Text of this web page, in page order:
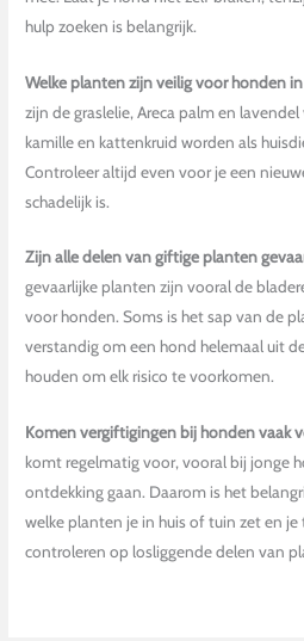
hulp zoeken is belangrijk.
Welke planten zijn veilig voor honden
zijn de graslelie, Areca palm en
kamille en kattenkruid worden als
Controleer altijd even voor je een
schadelijk is.
Zijn alle delen van giftige planten
gevaarlijke planten zijn vooral de
voor honden. Soms is het sap van de
verstandig om een hond helemaal uit
houden om elk risico te voorkomen.
Komen vergiftigingen bij honden vaak
komt regelmatig voor, vooral bij jonge
ontdekking gaan. Daarom is het
welke planten je in huis of tuin zet en
controleren op losliggende delen van